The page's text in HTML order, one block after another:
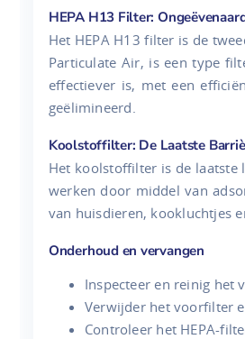
HEPA H13 Filter:
Het HEPA H13 filter is de
Particulate Air, is een type
effectiever is, met een
geëlimineerd.
Koolstoffilter: De Laatste
Het koolstoffilter is de laatste
werken door middel van
van huisdieren, kookluchtjes
Onderhoud en vervangen
Inspecteer en reinig het
Verwijder het voorfilter
Controleer het HEPA-